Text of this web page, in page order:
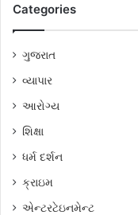
Categories
ગુજરાત
વ્યાપાર
આરોગ્ય
શિક્ષા
ધર્મ દર્શન
ક્રાઇમ
એન્ટરટેઇનમેન્ટ